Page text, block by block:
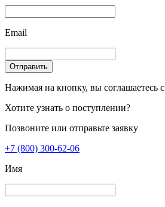
Email
Отправить
Нажимая на кнопку, вы соглашаетесь с
Хотите узнать о поступлении?
Позвоните или отправьте заявку
+7 (800) 300-62-06
Имя